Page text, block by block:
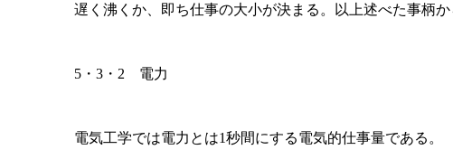
遅く沸くか、即ち仕事の大小が決まる。以上述べた事柄か
5・3・2 電力
電気工学では電力とは1秒間にする電気的仕事量である。